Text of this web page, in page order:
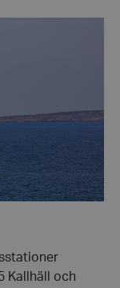
Kallhäll och